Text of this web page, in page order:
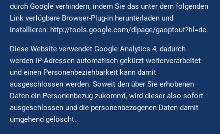
durch Google verhindern, indem Sie das unter dem folgenden
Link verfügbare Browser-Plug-in herunterladen und
installieren: http://tools.google.com/dlpage/gaoptout?hl=de.
Diese Website verwendet Google Analytics 4, dadurch
werden IP-Adressen automatisch gekürzt weiterverarbeitet
und einen Personenbeziehbarkeit kann damit
ausgeschlossen werden. Soweit den über Sie erhobenen
Daten ein Personenbezug zukommt, wird dieser also sofort
ausgeschlossen und die personenbezogenen Daten damit
umgehend gelöscht.